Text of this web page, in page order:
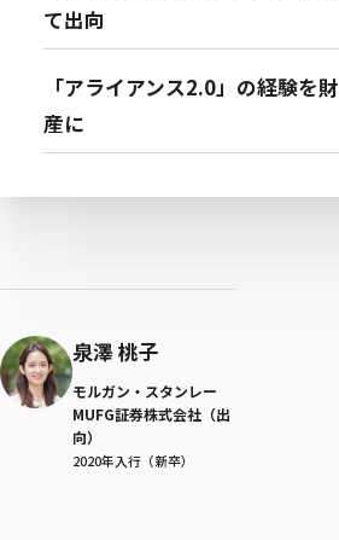
て出向
「アライアンス2.0」の経験を財
産に
泉澤 桃子
モルガン・スタンレー
MUFG証券株式会社（出
向）
2020年入行（新卒）